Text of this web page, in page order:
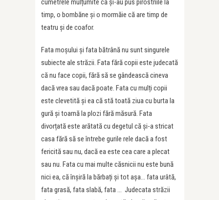
cumetrele mulțumite că și-au pus pirostriile la
timp, o bombăne și o mormăie că are timp de
teatru și de coafor.
Fata moșului și fata bătrână nu sunt singurele
subiecte ale străzii. Fata fără copii este judecată
că nu face copii, fără să se gândească cineva
dacă vrea sau dacă poate. Fata cu mulți copii
este clevetită și ea că stă toată ziua cu burta la
gură și toarnă la plozi fără măsură. Fata
divorțată este arătată cu degetul că și-a stricat
casa fără să se întrebe gurile rele dacă a fost
fericită sau nu, dacă ea este cea care a plecat
sau nu. Fata cu mai multe căsnicii nu este bună
nici ea, că înșiră la bărbați și tot așa… fata urâtă,
fata grasă, fata slabă, fata … Judecata străzii